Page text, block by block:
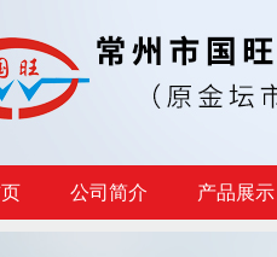
公司简介 产品展示